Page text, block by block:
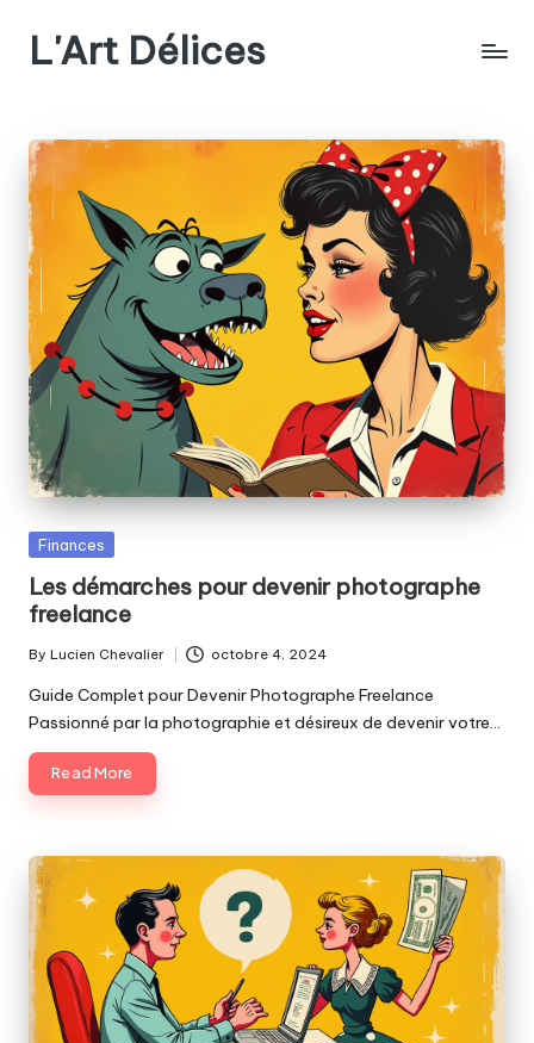
L'Art Délices
Posted
Finances
Les démarches pour devenir photographe
freelance
Posted
by
By Lucien Chevalier octobre 4, 2024
Guide Complet pour Devenir Photographe Freelance
Passionné par la photographie et désireux de devenir votre…
Read More